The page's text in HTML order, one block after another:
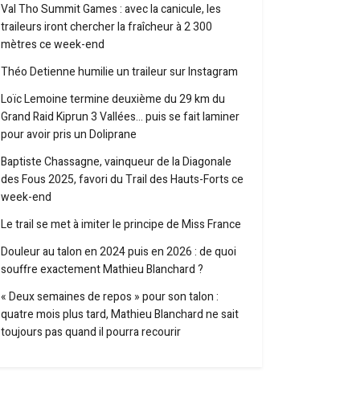
Val Tho Summit Games : avec la canicule, les
traileurs iront chercher la fraîcheur à 2 300
mètres ce week-end
Théo Detienne humilie un traileur sur Instagram
Loïc Lemoine termine deuxième du 29 km du
Grand Raid Kiprun 3 Vallées… puis se fait laminer
pour avoir pris un Doliprane
Baptiste Chassagne, vainqueur de la Diagonale
des Fous 2025, favori du Trail des Hauts-Forts ce
week-end
Le trail se met à imiter le principe de Miss France
Douleur au talon en 2024 puis en 2026 : de quoi
souffre exactement Mathieu Blanchard ?
« Deux semaines de repos » pour son talon :
quatre mois plus tard, Mathieu Blanchard ne sait
toujours pas quand il pourra recourir